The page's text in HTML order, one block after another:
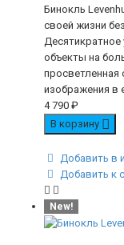
Бинокль
своей жизни
Десятикратное
объекты на
просветленная
изображения в
4 790 ₽
В корзину
Добавить в
Добавить к
New!